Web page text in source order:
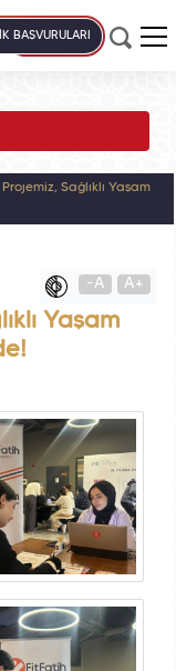
BAŞVURULARI
Sağlıklı Yaşam
-A A+
Yaşam